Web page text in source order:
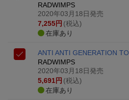
RADWIMPS
2020年03月18日発売
7,255円 (税込)
在庫あり
ANTI ANTI GENERATION
RADWIMPS
2020年03月18日発売
5,691 円 (税込)
在庫あり